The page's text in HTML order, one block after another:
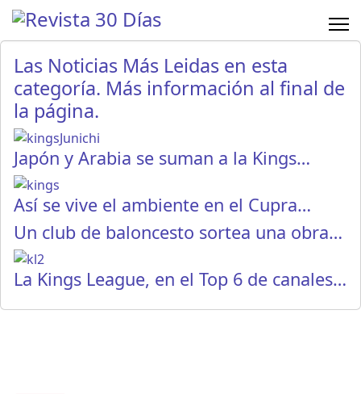
Las Noticias Más Leidas en esta
categoría. Más información al final de
la página.
Japón y Arabia se suman a la Kings…
Así se vive el ambiente en el Cupra…
Un club de baloncesto sortea una obra…
La Kings League, en el Top 6 de canales…